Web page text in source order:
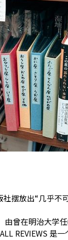
摆放出“几乎
由曾在明治大学
REVIEWS 是